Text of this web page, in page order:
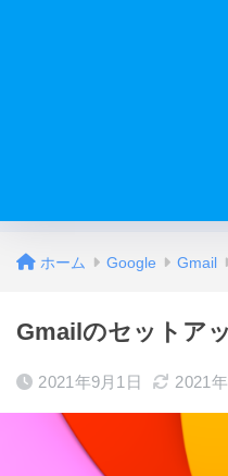
ホーム Google Gmail
Gmailのセットア
2021年9月1日 2021